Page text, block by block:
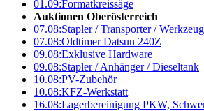
01.09:Formatkreissäge
Auktionen Oberösterreich
07.08:Stapler / Transporter /
07.08:Oldtimer Datsun 240Z
09.08:Exklusive Hardware
09.08:Stapler / Anhänger / Dieseltank
10.08:PV-Zubehör
10.08:KFZ-Werkstatt
16.08:Lagerbereinigung PKW,